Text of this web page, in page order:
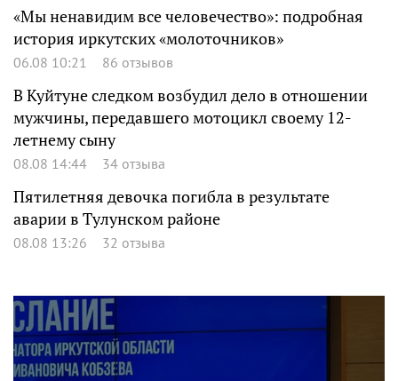
«Мы ненавидим все человечество»: подробная
история иркутских «молоточников»
06.08 10:21 86 отзывов
В Куйтуне следком возбудил дело в отношении
мужчины, передавшего мотоцикл своему 12-
летнему сыну
08.08 14:44 34 отзыва
Пятилетняя девочка погибла в результате
аварии в Тулунском районе
08.08 13:26 32 отзыва